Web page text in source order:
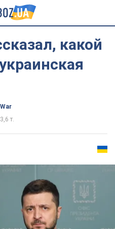
какой
War
т.